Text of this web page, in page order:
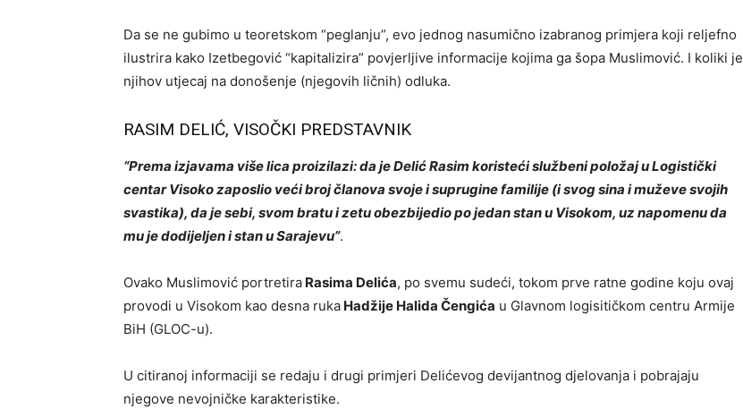
Da se ne gubimo u teoretskom “peglanju”, evo jednog nasumično izabranog primjera koji reljefno
ilustrira kako Izetbegović “kapitalizira” povjerljive informacije kojima ga šopa Muslimović. I koliki je
njihov utjecaj na donošenje (njegovih ličnih) odluka.
RASIM DELIĆ, VISOČKI PREDSTAVNIK
“Prema izjavama više lica proizilazi: da je Delić Rasim koristeći službeni položaj u Logistički
centar Visoko zaposlio veći broj članova svoje i suprugine familije (i svog sina i muževe svojih
svastika), da je sebi, svom bratu i zetu obezbijedio po jedan stan u Visokom, uz napomenu da
mu je dodijeljen i stan u Sarajevu”.
Ovako Muslimović portretira Rasima Delića, po svemu sudeći, tokom prve ratne godine koju ovaj
provodi u Visokom kao desna ruka Hadžije Halida Čengića u Glavnom logisitičkom centru Armije
BiH (GLOC-u).
U citiranoj informaciji se redaju i drugi primjeri Delićevog devijantnog djelovanja i pobrajaju
njegove nevojničke karakteristike.